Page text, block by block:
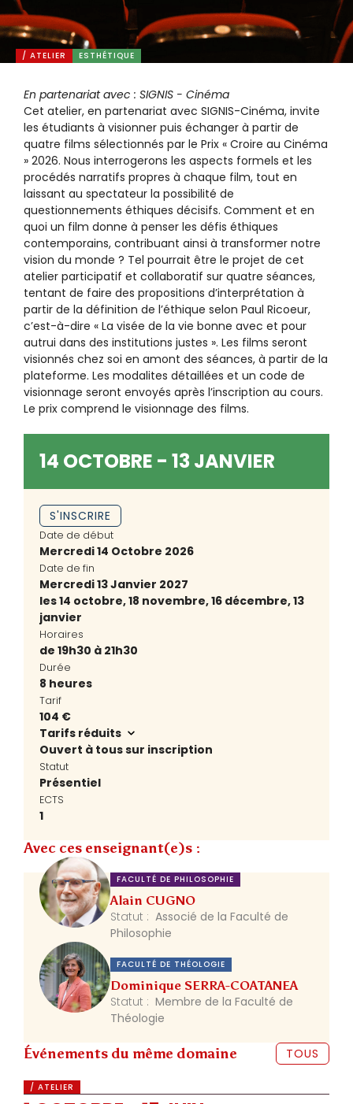
/ ATELIER ESTHÉTIQUE
En partenariat avec : SIGNIS - Cinéma
Cet atelier, en partenariat avec SIGNIS-Cinéma, invite
les étudiants à visionner puis échanger à partir de
quatre films sélectionnés par le Prix « Croire au Cinéma
» 2026. Nous interrogerons les aspects formels et les
procédés narratifs propres à chaque film, tout en
laissant au spectateur la possibilité de
questionnements éthiques décisifs. Comment et en
quoi un film donne à penser les défis éthiques
contemporains, contribuant ainsi à transformer notre
vision du monde ? Tel pourrait être le projet de cet
atelier participatif et collaboratif sur quatre séances,
tentant de faire des propositions d’interprétation à
partir de la définition de l’éthique selon Paul Ricoeur,
c’est-à-dire « La visée de la vie bonne avec et pour
autrui dans des institutions justes ». Les films seront
visionnés chez soi en amont des séances, à partir de la
plateforme. Les modalites détaillées et un code de
visionnage seront envoyés après l’inscription au cours.
Le prix comprend le visionnage des films.
14 OCTOBRE - 13 JANVIER
S'INSCRIRE
Date de début
Mercredi 14 Octobre 2026
Date de fin
Mercredi 13 Janvier 2027
les 14 octobre, 18 novembre, 16 décembre, 13
janvier
Horaires
de 19h30 à 21h30
Durée
8 heures
Tarif
104 €
Tarifs réduits
Ouvert à tous sur inscription
Statut
Présentiel
ECTS
1
Avec ces enseignant(e)s :
FACULTÉ DE PHILOSOPHIE
Alain CUGNO
Statut : Associé de la Faculté de
Philosophie
FACULTÉ DE THÉOLOGIE
Dominique SERRA-COATANEA
Statut : Membre de la Faculté de
Théologie
Événements du même domaine TOUS
/ ATELIER